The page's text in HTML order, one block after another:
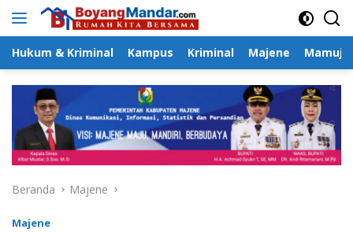
Langsung
Hukum & Kriminal Kampus Kriminal Majene Mamuju
Beranda Majene
Majene